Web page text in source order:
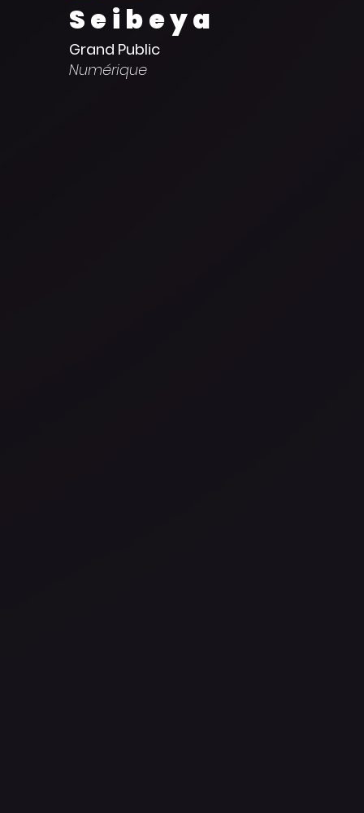
Seibeya
Grand Public
Numérique